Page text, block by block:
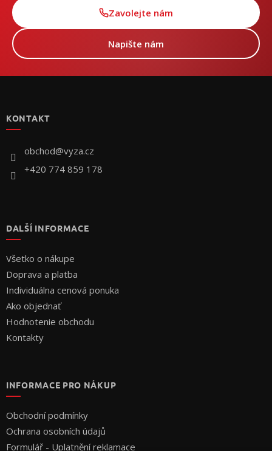
Zavolejte nám
Napište nám
KONTAKT
obchod@vyza.cz
+420 774 859 178
DALŠÍ INFORMACE
Všetko o nákupe
Doprava a platba
Individuálna cenová ponuka
Ako objednať
Hodnotenie obchodu
Kontakty
INFORMACE PRO NÁKUP
Obchodní podmínky
Ochrana osobních údajů
Formulář - Uplatnění reklamace